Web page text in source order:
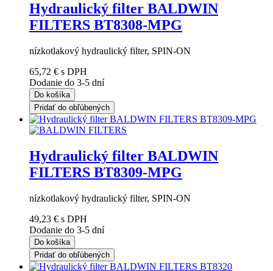
Hydraulický filter BALDWIN
FILTERS BT8308-MPG
nízkotlakový hydraulický filter, SPIN-ON
65,72 € s DPH
Dodanie do 3-5 dní
Do košíka
Pridať do obľúbených
Hydraulický filter BALDWIN
FILTERS BT8309-MPG
nízkotlakový hydraulický filter, SPIN-ON
49,23 € s DPH
Dodanie do 3-5 dní
Do košíka
Pridať do obľúbených